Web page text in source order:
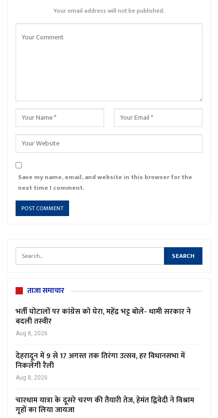
Your email address will not be published.
Save my name, email, and website in this browser for the
next time I comment.
ताजा समाचार
भर्ती घोटालों पर कांग्रेस को घेरा, महेंद्र भट्ट बोले- धामी सरकार ने
बदली तस्वीर
Aug 8, 2026
देहरादून में 9 से 17 अगस्त तक तिरंगा उत्सव, हर विधानसभा में
निकलेगी रैली
Aug 8, 2026
चारधाम यात्रा के दूसरे चरण की तैयारी तेज, हेमंत द्विवेदी ने विश्राम
गृहों का लिया जायजा